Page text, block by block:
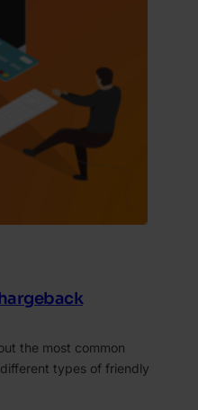
the most common
types of friendly